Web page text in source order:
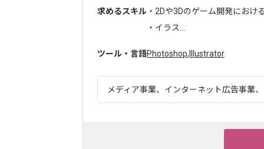
求めるスキル ・2Dや3Dのゲーム開発におけ
・イラス...
ツール・言語Photoshop, Illustrator
メディア事業、インターネット広告事業